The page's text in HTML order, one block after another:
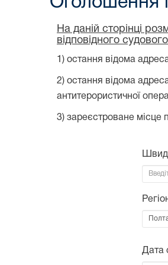
На даній сторінці
відповідного
1) остання відома
2) остання відома
антитерористичної
3) зареєстроване місце
Дата